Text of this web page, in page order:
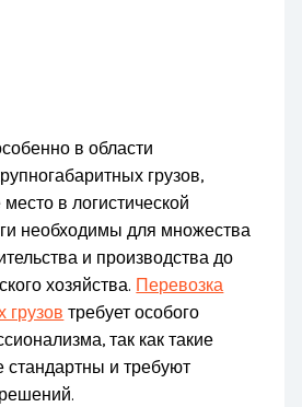
в области
грузов,
в логистической
необходимы для множества
и производства до
хозяйства. Перевозка
грузов требует особого
так как такие
стандартны и требуют